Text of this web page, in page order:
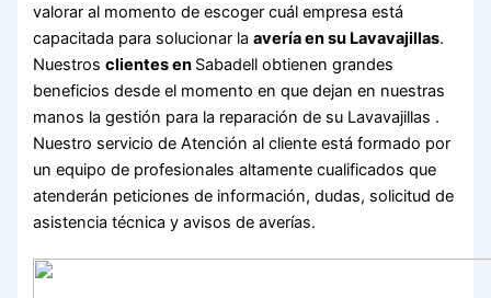
valorar al momento de escoger cuál empresa está
capacitada para solucionar laavería en su Lavavajillas.
Nuestrosclientes en Sabadell obtienen grandes
beneficios desde el momento en que dejan en nuestras
manos la gestión para la reparación de su Lavavajillas .
Nuestro servicio de Atención al cliente está formado por
un equipo de profesionales altamente cualificados que
atenderán peticiones de información, dudas, solicitud de
asistencia técnica y avisos de averías.